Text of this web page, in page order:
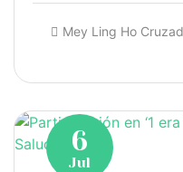
Mey Ling Ho
6
Jul